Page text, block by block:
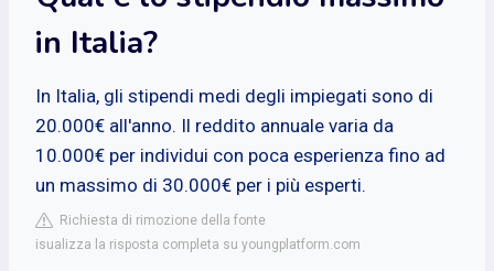
in Italia?
In Italia, gli stipendi medi degli impiegati sono di
20.000€ all'anno. Il reddito annuale varia da
10.000€ per individui con poca esperienza fino ad
un massimo di 30.000€ per i più esperti.
Richiesta di rimozione della fonte
isualizza la risposta completa su youngplatform.com